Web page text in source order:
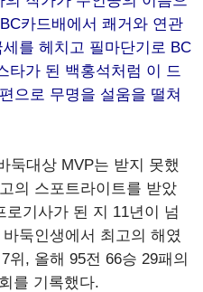
카드배에서 쾌거와 연관
를 헤치고 필마단기로 BC
타가 된 백홍석처럼 이 드
으로 무명을 설움을 떨쳐
둑대상 MVP는 받지 못했
의 스포트라이트를 받았
기사가 된 지 11년이 넘
둑인생에서 최고의 해였
위, 올해 95전 66승 29패의
를 기록했다.